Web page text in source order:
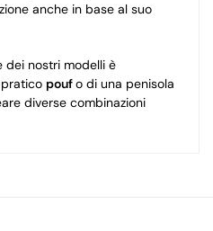
anche in base al suo
dei nostri modelli è
pratico poufo di una penisola
diverse combinazioni